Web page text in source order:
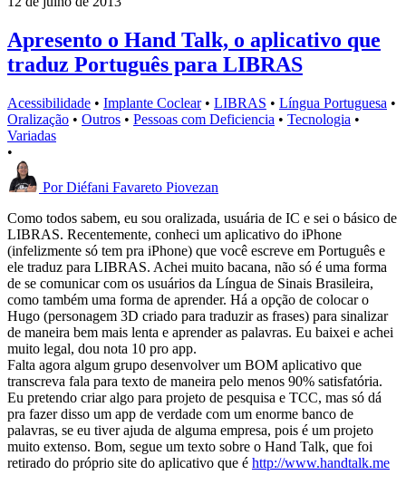
Apresento o Hand Talk, o aplicativo que
traduz Português para LIBRAS
Acessibilidade • Implante Coclear • LIBRAS • Língua Portuguesa •
Oralização • Outros • Pessoas com Deficiencia • Tecnologia •
Variadas
•
Por Diéfani Favareto Piovezan
Como todos sabem, eu sou oralizada, usuária de IC e sei o básico de
LIBRAS. Recentemente, conheci um aplicativo do iPhone
(infelizmente só tem pra iPhone) que você escreve em Português e
ele traduz para LIBRAS. Achei muito bacana, não só é uma forma
de se comunicar com os usuários da Língua de Sinais Brasileira,
como também uma forma de aprender. Há a opção de colocar o
Hugo (personagem 3D criado para traduzir as frases) para sinalizar
de maneira bem mais lenta e aprender as palavras. Eu baixei e achei
muito legal, dou nota 10 pro app.
Falta agora algum grupo desenvolver um BOM aplicativo que
transcreva fala para texto de maneira pelo menos 90% satisfatória.
Eu pretendo criar algo para projeto de pesquisa e TCC, mas só dá
pra fazer disso um app de verdade com um enorme banco de
palavras, se eu tiver ajuda de alguma empresa, pois é um projeto
muito extenso. Bom, segue um texto sobre o Hand Talk, que foi
retirado do próprio site do aplicativo que é http://www.handtalk.me